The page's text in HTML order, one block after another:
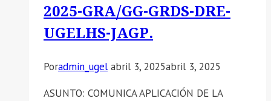
2025-GRA/GG-GRDS-DRE-
UGELHS-JAGP.
Poradmin_ugel abril 3, 2025abril 3, 2025
ASUNTO: COMUNICA APLICACIÓN DE LA